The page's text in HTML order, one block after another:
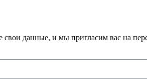
свои данные, и мы пригласим вас на